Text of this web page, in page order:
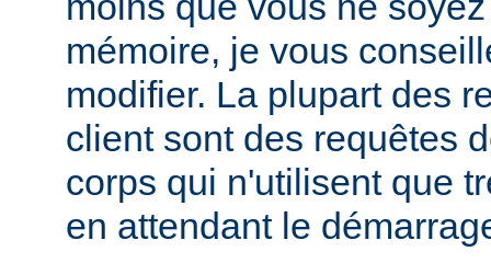
mémoire, je vous
modifier. La plupart des
client sont des requêtes
corps qui n'utilisent que
en attendant le